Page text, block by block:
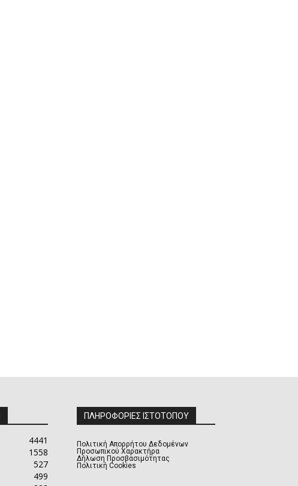
4441
1558
527
499
ΠΛΗΡΟΦΟΡΙΕΣ ΙΣΤΟΤΟΠΟΥ
Πολιτική Απορρήτου Δεδομένων
Προσωπικού Χαρακτήρα
Δήλωση Προσβασιμότητας
Πολιτική Cookies